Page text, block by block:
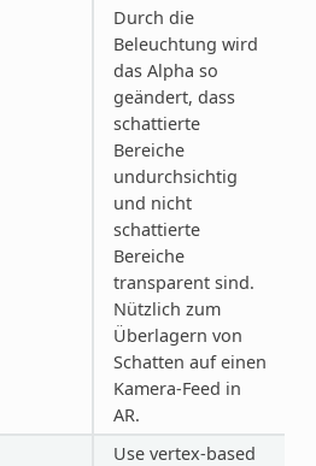
Durch die
Beleuchtung wird
das Alpha so
geändert, dass
schattierte
Bereiche
undurchsichtig
und nicht
schattierte
Bereiche
transparent sind.
Nützlich zum
Überlagern von
Schatten auf einen
Kamera-Feed in
AR.
Use vertex-based